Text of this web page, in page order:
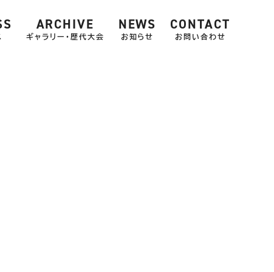
ARCHIVE
ギャラリー・歴代大会
NEWS
お知らせ
CONTACT
お問い合わせ